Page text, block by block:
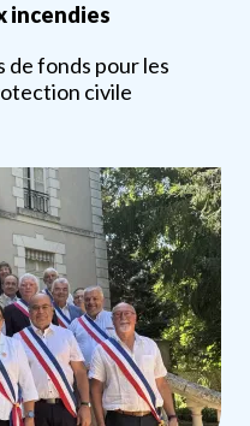
incendies
de fonds pour les
civile